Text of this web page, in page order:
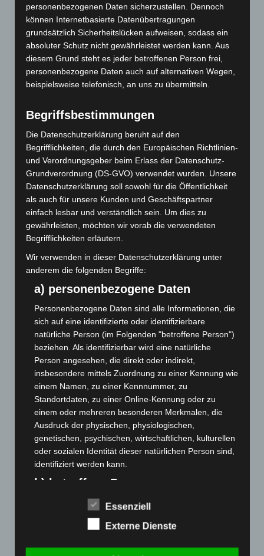
eindrucksvoll, was Kampfgeist, Wille und
gemeinsam füreinander spielen im Sport
ausmachen können. Mit 5 Feldspielern und einem
Torwart trat unsere 1Beste die Reise nach
Hohenems …
MEHRÜBER „1BESTE MIT
LESEN
Galerie – Heimspieltag 15.02.20
personenbezogenen Daten sicherzustellen. Dennoch
können Internetbasierte Datenübertragungen
grundsätzlich Sicherheitslücken aufweisen, sodass ein
absoluter Schutz nicht gewährleistet werden kann. Aus
diesem Grund steht es jeder betroffenen Person frei,
personenbezogene Daten auch auf alternativen Wegen,
beispielsweise telefonisch, an uns zu übermitteln.
Begriffsbestimmungen
Die Datenschutzerklärung beruht auf den
Begrifflichkeiten, die durch den Europäischen Richtlinien-
und Verordnungsgeber beim Erlass der Datenschutz-
Grundverordnung (DS-GVO) verwendet wurden. Unsere
Datenschutzerklärung soll sowohl für die Öffentlichkeit
als auch für unsere Kunden und Geschäftspartner
einfach lesbar und verständlich sein. Um dies zu
gewährleisten, möchten wir vorab die verwendeten
Begrifflichkeiten erläutern.
Wir verwenden in dieser Datenschutzerklärung unter
anderem die folgenden Begriffe:
a) personenbezogene Daten
Personenbezogene Daten sind alle Informationen, die
sich auf eine identifizierte oder identifizierbare
natürliche Person (im Folgenden "betroffene Person")
beziehen. Als identifizierbar wird eine natürliche
Person angesehen, die direkt oder indirekt,
insbesondere mittels Zuordnung zu einer Kennung wie
einem Namen, zu einer Kennnummer, zu
Standortdaten, zu einer Online-Kennung oder zu
einem oder mehreren besonderen Merkmalen, die
Ausdruck der physischen, physiologischen,
genetischen, psychischen, wirtschaftlichen, kulturellen
oder sozialen Identität dieser natürlichen Person sind,
identifiziert werden kann.
b) betroffene Person
Betroffene Person ist jede identifizierte oder
personenbezogene Daten von dem für die
Essenziell
Externe Dienste